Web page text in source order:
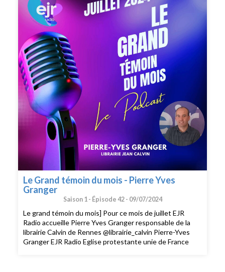
Le Grand témoin du mois - Pierre Yves
Granger
Saison 1 - Épisode 42 - 09/07/2024
Le grand témoin du mois] Pour ce mois de juillet EJR
Radio accueille Pierre Yves Granger responsable de la
librairie Calvin de Rennes @librairie_calvin Pierre-Yves
Granger EJR Radio Eglise protestante unie de France